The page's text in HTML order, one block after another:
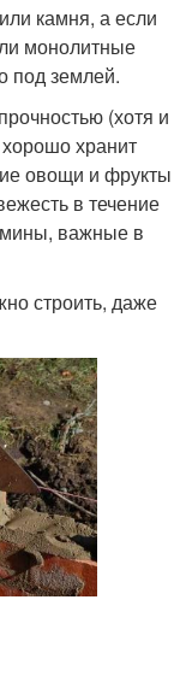
камня, а если
монолитные
под землей.
(хотя и
хранит
овощи и фрукты
в течение
важные в
строить, даже